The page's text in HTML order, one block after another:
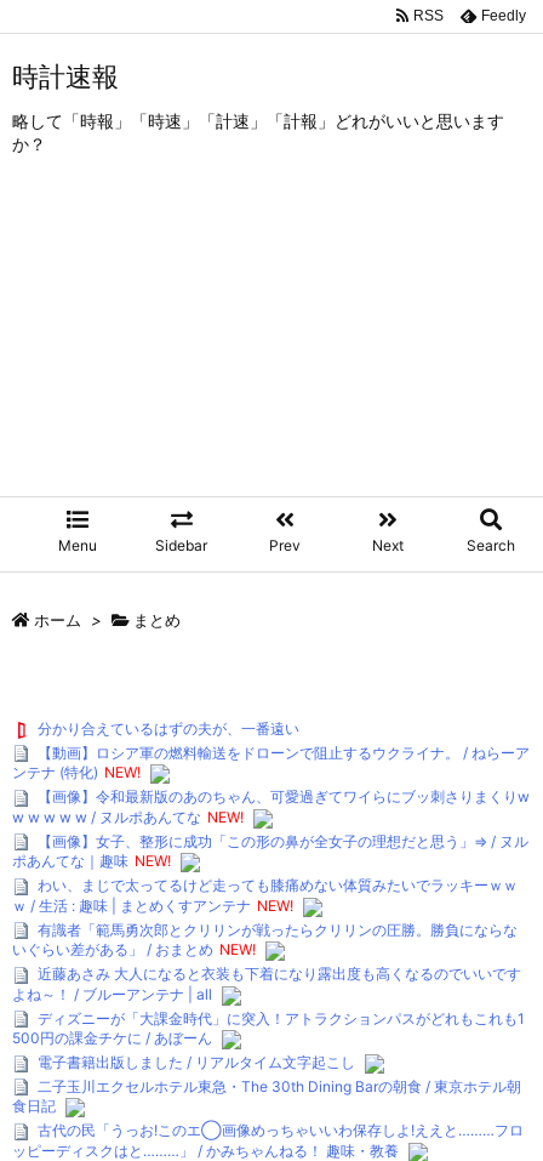
時計速報
略して「時報」「時速」「計速」「計報」どれがいいと思います
か？
Menu Sidebar Prev Next Search
RSS Feedly
ホーム > まとめ
分かり合えているはずの夫が、一番遠い
【動画】ロシア軍の燃料輸送をドローンで阻止するウクライナ。 / ねらーア
ンテナ (特化) NEW!
【画像】令和最新版のあのちゃん、可愛過ぎてワイらにブッ刺さりまくりw
w w w w w / ヌルポあんてな NEW!
【画像】女子、整形に成功「この形の鼻が全女子の理想だと思う」⇒ / ヌル
ポあんてな｜趣味 NEW!
わい、まじで太ってるけど走っても膝痛めない体質みたいでラッキーｗｗ
ｗ / 生活 : 趣味 | まとめくすアンテナ NEW!
有識者「範馬勇次郎とクリリンが戦ったらクリリンの圧勝。勝負にならな
いぐらい差がある」 / おまとめ NEW!
近藤あさみ 大人になると衣装も下着になり露出度も高くなるのでいいです
よね～！ / ブルーアンテナ | all
ディズニーが「大課金時代」に突入！アトラクションパスがどれもこれも1
500円の課金チケに / あぼーん
電子書籍出版しました / リアルタイム文字起こし
二子玉川エクセルホテル東急・The 30th Dining Barの朝食 / 東京ホテル朝
食日記
古代の民「うっお!このエ◯画像めっちゃいいわ保存しよ!ええと………フロ
ッピーディスクはと………」 / かみちゃんねる！ 趣味・教養